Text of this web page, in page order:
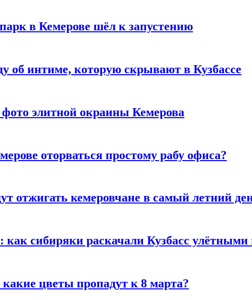
в Кемерове шёл к запустению
об интиме, которую скрывают в Кузбассе
элитной окраины Кемерова
оторваться простому рабу офиса?
отжигать кемеровчане в самый летний
сибиряки раскачали Кузбасс улётными
цветы пропадут к 8 марта?